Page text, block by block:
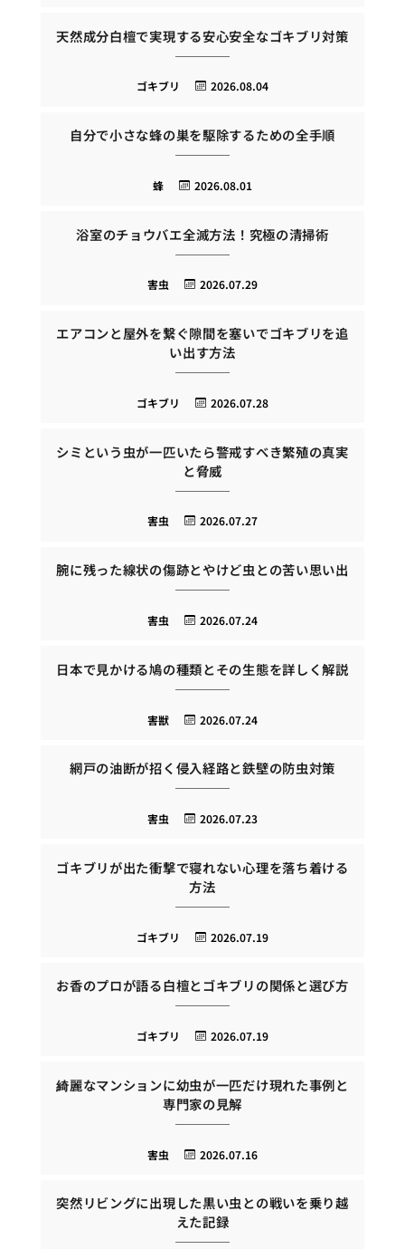
天然成分白檀で実現する安心安全なゴキブリ対策
2026.08.04
ゴキブリ
自分で小さな蜂の巣を駆除するための全手順
2026.08.01
蜂
浴室のチョウバエ全滅方法！究極の清掃術
2026.07.29
害虫
エアコンと屋外を繋ぐ隙間を塞いでゴキブリを追
い出す方法
2026.07.28
ゴキブリ
シミという虫が一匹いたら警戒すべき繁殖の真実
と脅威
2026.07.27
害虫
腕に残った線状の傷跡とやけど虫との苦い思い出
2026.07.24
害虫
日本で見かける鳩の種類とその生態を詳しく解説
2026.07.24
害獣
網戸の油断が招く侵入経路と鉄壁の防虫対策
2026.07.23
害虫
ゴキブリが出た衝撃で寝れない心理を落ち着ける
方法
2026.07.19
ゴキブリ
お香のプロが語る白檀とゴキブリの関係と選び方
2026.07.19
ゴキブリ
綺麗なマンションに幼虫が一匹だけ現れた事例と
専門家の見解
2026.07.16
害虫
突然リビングに出現した黒い虫との戦いを乗り越
えた記録